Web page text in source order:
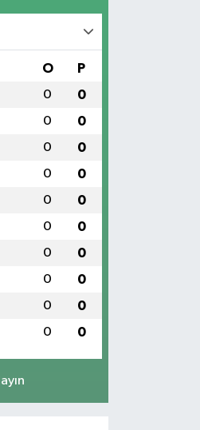
O P
0 0
0 0
0 0
0 0
0 0
0 0
0 0
0 0
0 0
0 0